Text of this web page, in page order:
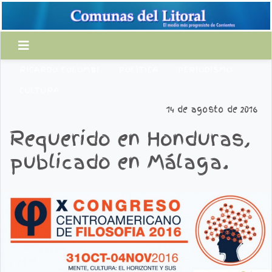
14 de agosto de 2016
Requerido en Honduras,
publicado en Málaga.